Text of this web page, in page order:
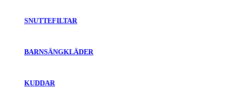
SNUTTEFILTAR
BARNSÄNGKLÄDER
KUDDAR